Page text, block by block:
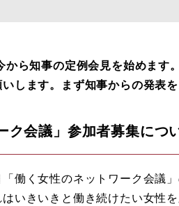
ら知事の定例会見を始めます
します。まず知事からの発表を
ク会議」参加者募集につ
働く女性のネットワーク会議
いきいきと働き続けたい女性